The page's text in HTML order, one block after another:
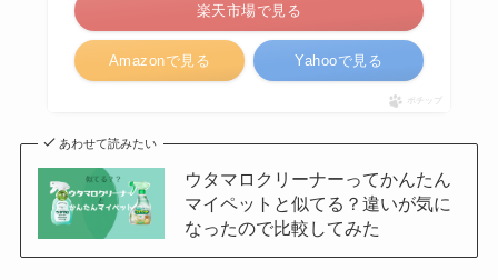
Amazonで見る
楽天市場で見る
Yahooで見る
ポチップ
あわせて読みたい
ウタマロクリーナーってかんたん
マイペットと似てる？違いが気に
なったので比較してみた